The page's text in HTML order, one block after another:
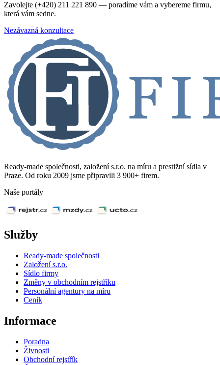
Zavolejte (+420) 211 221 890 — poradíme vám a vybereme firmu,
která vám sedne.
Nezávazná konzultace
Ready-made společnosti, založení s.r.o. na míru a prestižní sídla v
Praze. Od roku 2009 jsme připravili 3 900+ firem.
Naše portály
Služby
Ready-made společnosti
Založení s.r.o.
Sídlo firmy
Změny v obchodním rejstříku
Personální agentury na míru
Ceník
Informace
Poradna
Živnosti
Obchodní rejstřík